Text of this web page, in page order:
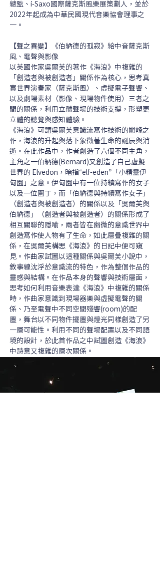
總監、i-Saxo國際薩克斯風樂展策劃人，並於
2022年起成為中華民國現代音樂協會理事之
一。
【聲之異變】《伯納德的孤寂》給中音薩克斯
風、電聲與影像
以英國作家吳爾芙的著作《海浪》中複雜的
「創造者與被創造者」關係作為核心，思考真
實世界演奏家（薩克斯風）、虛擬電子聲響、
以及劇場素材（影像、現場物件使用）三者之
間的關係，利用立體聲場的技術支撐，形塑更
立體的聽覺與感知體驗。
《海浪》可謂吳爾芙意識流寫作技術的巔峰之
作，海浪的升起與落下象徵著生命的誕辰與消
逝。在此作品中，作者創造了六個不同主角，
主角之一伯納德(Bernard)又創造了自己虛擬
世界的 Elvedon，暗指“elf-eden”「小精靈伊
甸園」之意。伊甸園中有一位持續寫作的女子
以及一位園丁，而「伯納德與持續寫作女子」
（創造者與被創造者）的關係以及「吳爾芙與
伯納德」（創造者與被創造者）的關係形成了
相互關聯的隱喻，兩者皆在幽微的意識世界中
創造寫作使人物有了生命，如此層疊複雜的關
係，在吳爾芙構思《海浪》的日記中便可窺
見。作曲家試圖以這種關係與吳爾芙小說中，
敘事線沈浮於意識流的特色，作為整個作品的
靈感與結構。在作品本身的聲響與技術層面，
思考如何利用音樂表達《海浪》中複雜的關係
時，作曲家意識到現場器樂與虛擬電聲的關
係、乃至電聲中不同空間殘響(room)的配
置，舞台以不同物件擺置與燈光同樣創造了另
一層可能性。利用不同的聲場配置以及不同語
境的設計，於此首作品之中試圖創造《海浪》
中詩意又複雜的層次關係。